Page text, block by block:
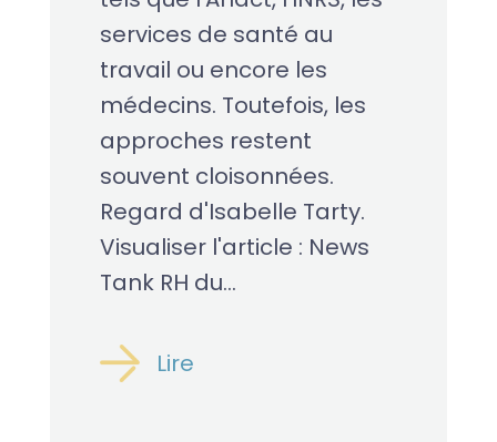
services de santé au
travail ou encore les
médecins. Toutefois, les
approches restent
souvent cloisonnées.
Regard d'Isabelle Tarty.
Visualiser l'article : News
Tank RH du...
Lire